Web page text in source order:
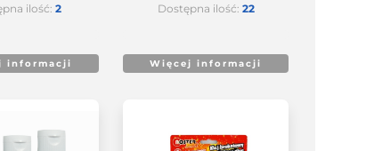
ilość: 2
informacji
Dostępna ilość: 22
Więcej informacji